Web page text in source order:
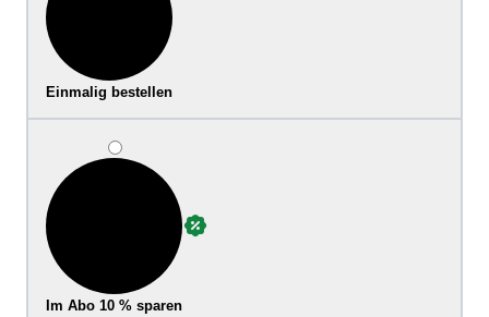
Einmalig bestellen
Im Abo 10 % sparen